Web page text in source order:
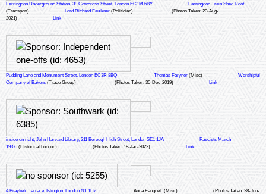
Farringdon Underground Station, 39 Cowcross Street, London EC1M 6BY
Farringdon Train Shed Roof
(Transport)
Lord Richard Faulkner (Politician)
(Photos Taken: 20-Aug-
2021)
Link
Pudding Lane and Monument Street, London EC3R 8BQ Thomas Faryner (Misc)
Worshipful
Company of Bakers (Trade Group) (Photos Taken: 30-Dec-2019) Link
inside on right, John Harvard Library, 211 Borough High Street, London SE1 1JA
Fascists March
1937 (Historical London) (Photos Taken: 18-Jan-2022) Link
4 Brayfield Terrace, Islington, London N1 1HZ Anna Fauguet (Misc)
(Photos Taken: 28-Jun-